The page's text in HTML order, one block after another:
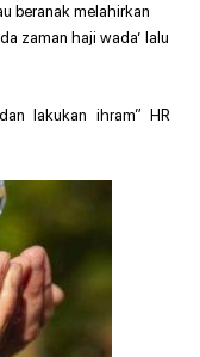
beranak melahirkan
zaman haji wada’ lalu
lakukan ihram” HR